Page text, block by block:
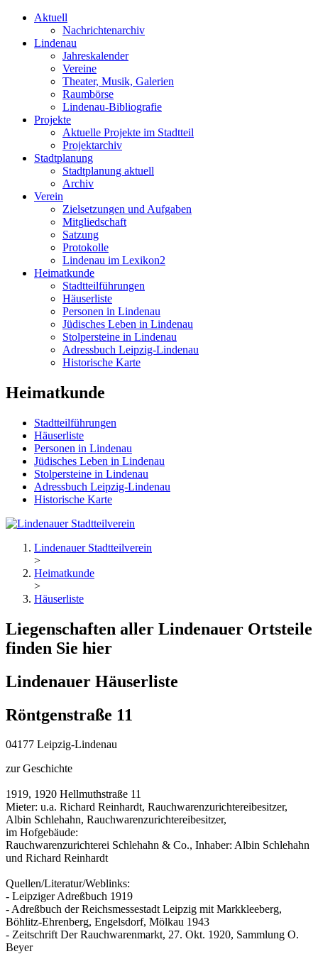
Aktuell
Nachrichtenarchiv
Lindenau
Jahreskalender
Vereine
Theater, Musik, Galerien
Raumbörse
Lindenau-Bibliografie
Projekte
Aktuelle Projekte im Stadtteil
Projektarchiv
Stadtplanung
Stadtplanung aktuell
Archiv
Verein
Zielsetzungen und Aufgaben
Mitgliedschaft
Satzung
Protokolle
Lindenau im Lexikon2
Heimatkunde
Stadtteilführungen
Häuserliste
Personen in Lindenau
Jüdisches Leben in Lindenau
Stolpersteine in Lindenau
Adressbuch Leipzig-Lindenau
Historische Karte
Heimatkunde
Stadtteilführungen
Häuserliste
Personen in Lindenau
Jüdisches Leben in Lindenau
Stolpersteine in Lindenau
Adressbuch Leipzig-Lindenau
Historische Karte
Lindenauer Stadtteilverein
>
Heimatkunde
>
Häuserliste
Liegenschaften aller Lindenauer Ortsteile
finden Sie hier
Lindenauer Häuserliste
Röntgenstraße 11
04177 Leipzig-Lindenau
zur Geschichte
1919, 1920 Hellmuth­straße 11
Mieter: u.a. Richard Reinhardt, Rauchwarenzurichtereibesitzer,
Albin Schlehahn, Rauchwarenzurichtereibesitzer,
im Hofgebäude:
Rauchwarenzurichterei Schlehahn & Co., Inhaber: Albin Schlehahn
und Richard Reinhardt
Quellen/Literatur/Weblinks:
- Leipziger Adreßbuch 1919
- Adreßbuch der Reichsmessestadt Leipzig mit Markkleeberg,
Böhlitz-Ehrenberg, Engelsdorf, Mölkau 1943
- Zeitschrift Der Rauchwarenmarkt, 27. Okt. 1920, Sammlung O.
Beyer